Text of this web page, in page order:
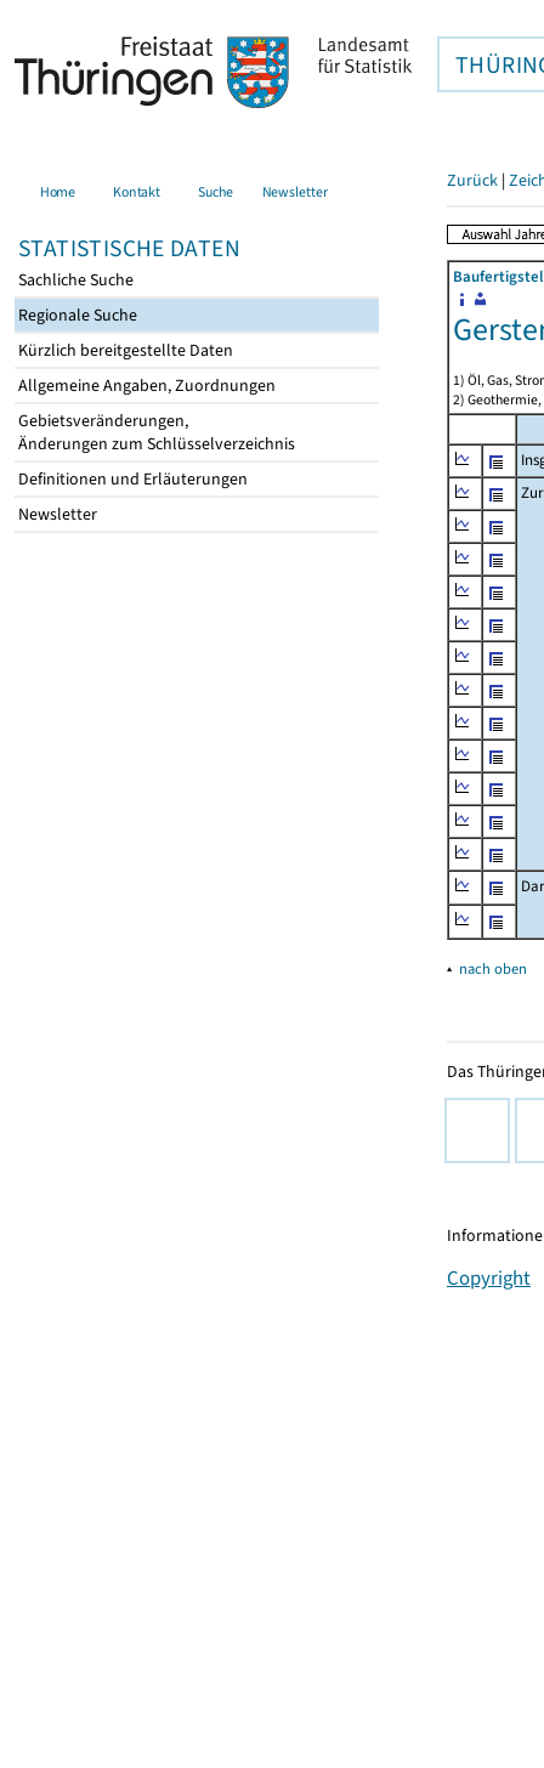
Home Kontakt Suche Newsletter
STATISTISCHE DATEN
Sachliche Suche
Regionale Suche
Kürzlich bereitgestellte Daten
Allgemeine Angaben, Zuordnungen
Gebietsveränderungen,
Änderungen zum Schlüsselverzeichnis
Definitionen und Erläuterungen
Newsletter
Zurück |
1) Öl, Gas,
2)
▴ nach oben
Das
Copyright